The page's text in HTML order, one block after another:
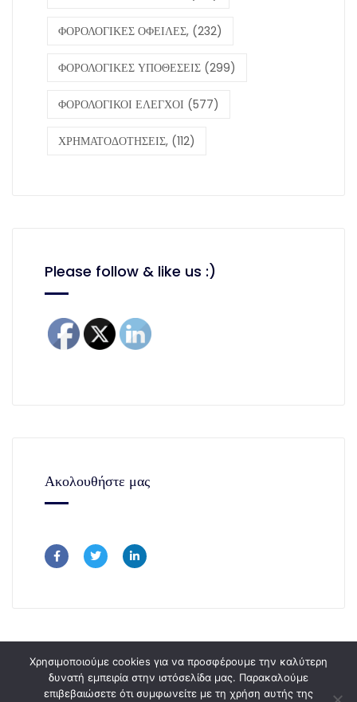
ΦΟΡΟΛΟΓΙΚΕΣ ΟΦΕΙΛΕΣ, (232)
ΦΟΡΟΛΟΓΙΚΕΣ ΥΠΟΘΕΣΕΙΣ (299)
ΦΟΡΟΛΟΓΙΚΟΙ ΕΛΕΓΧΟΙ (577)
ΧΡΗΜΑΤΟΔΟΤΗΣΕΙΣ, (112)
Please follow & like us :)
Ακολουθήστε μας
Χρησιμοποιούμε cookies για να προσφέρουμε την καλύτερη
δυνατή εμπειρία στην ιστόσελίδα μας. Παρακαλούμε
επιβεβαιώσετε ότι συμφωνείτε με τη χρήση αυτής της